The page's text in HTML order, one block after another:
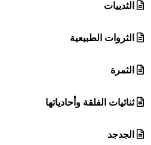
الثدييات
الثروات الطبيعية
الثمرة
ثنائيات الفلقة وأحادياتها
الجدجد